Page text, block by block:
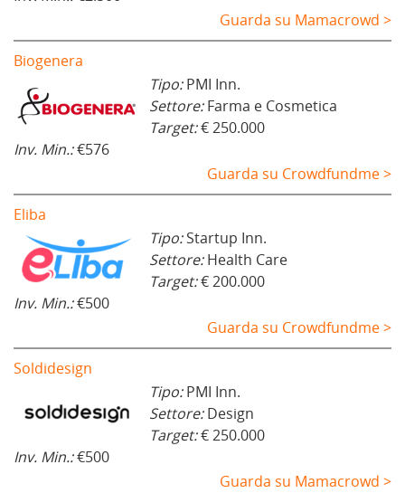
Guarda su Mamacrowd >
Biogenera
Tipo:PMI Inn.
Settore:Farma e Cosmetica
Target:€ 250.000
Inv. Min.:€576
Guarda su Crowdfundme >
Eliba
Tipo:Startup Inn.
Settore:Health Care
Target:€ 200.000
Inv. Min.:€500
Guarda su Crowdfundme >
Soldidesign
Tipo:PMI Inn.
Settore:Design
Target:€ 250.000
Inv. Min.:€500
Guarda su Mamacrowd >